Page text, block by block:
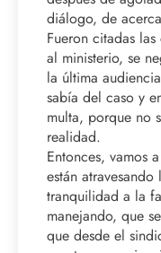
diálogo, de
Fueron citadas
al ministerio, se
la última
sabía del caso y
multa, porque no
realidad.
Entonces, vamos
están
tranquilidad a la
manejando, que
que desde el